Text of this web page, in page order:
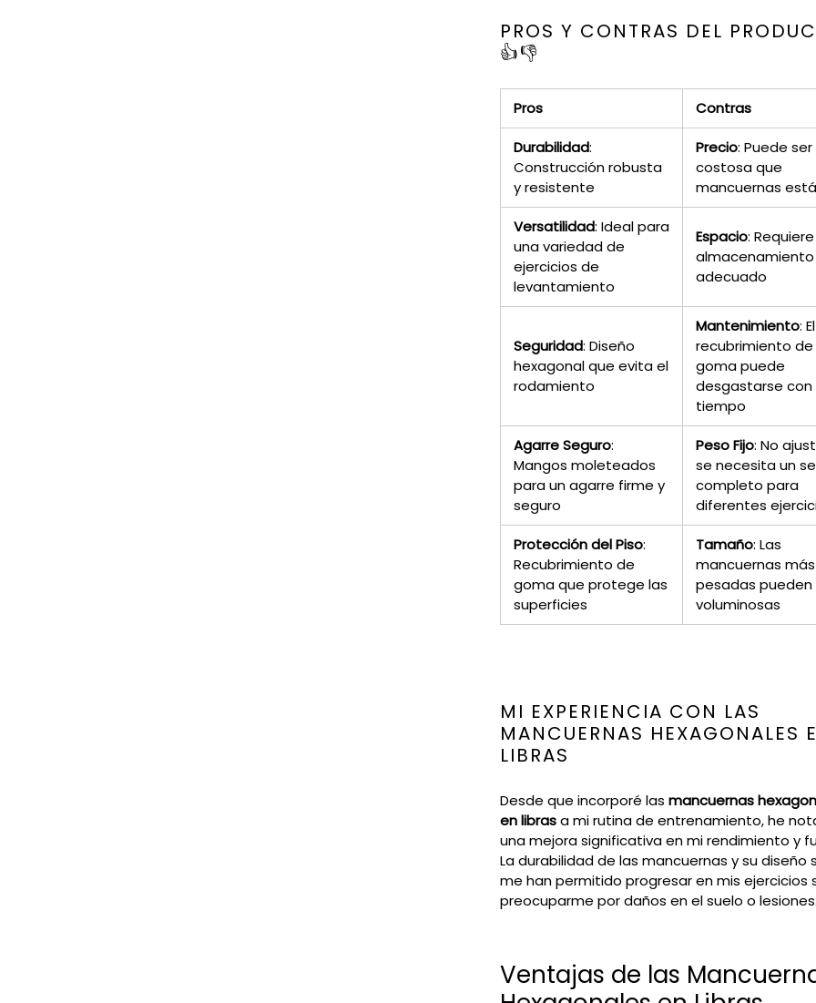
PROS Y CONTRAS DEL
👍👎
Pros Contras
Durabilidad:
Construcción robusta
y resistente
Precio: Puede
costosa que
mancuernas
Versatilidad: Ideal para
una variedad de
ejercicios de
levantamiento
Espacio: Requiere
almacenamiento
adecuado
Seguridad: Diseño
hexagonal que evita el
rodamiento
Mantenimiento: El
recubrimiento de
goma puede
desgastarse con
tiempo
Agarre Seguro:
Mangos moleteados
para un agarre firme y
seguro
Peso Fijo: No
se necesita un
completo para
diferentes
Protección del Piso:
Recubrimiento de
goma que protege las
superficies
Tamaño: Las
mancuernas más
pesadas pueden
voluminosas
MI EXPERIENCIA CON LAS
MANCUERNAS HEXAGONALES
LIBRAS
Desde que incorporé las mancuernas
en librasa mi rutina de entrenamiento, he
una mejora significativa en mi rendimiento y
La durabilidad de las mancuernas y su diseño
me han permitido progresar en mis ejercicios
preocuparme por daños en el suelo o lesiones.
Ventajas de las